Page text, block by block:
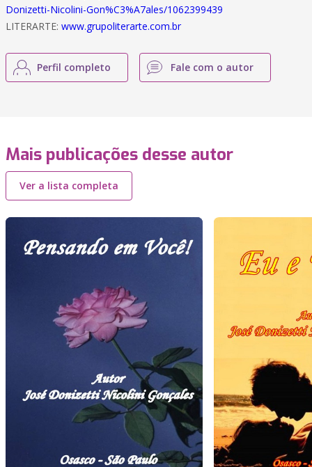
Donizetti-Nicolini-Gon%C3%A7ales/1062399439
LITERARTE: www.grupoliterarte.com.br
Perfil completo Fale com o autor
Mais publicações desse autor
Ver a lista completa